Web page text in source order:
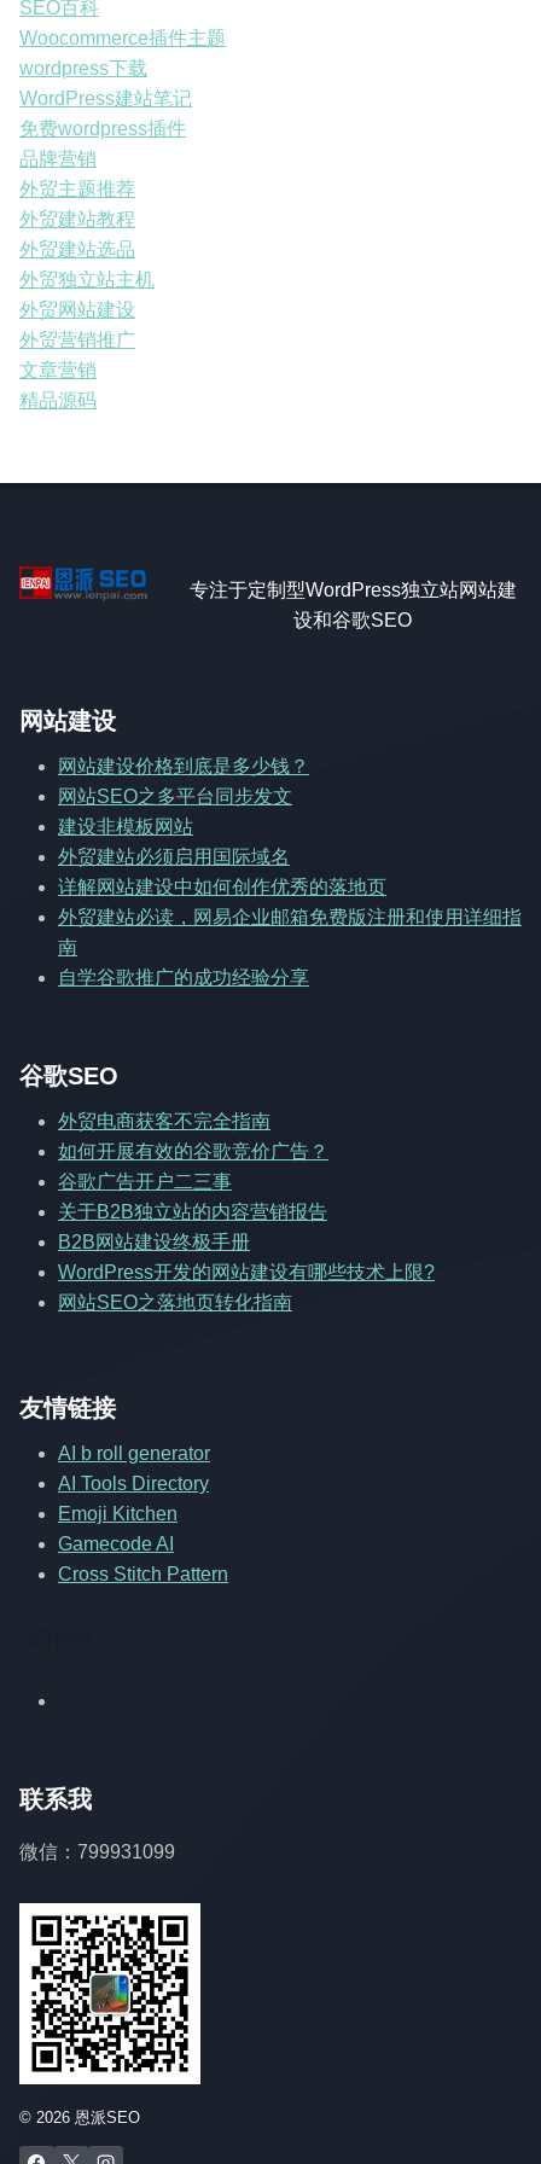
SEO百科
Woocommerce插件主题
wordpress下载
WordPress建站笔记
免费wordpress插件
品牌营销
外贸主题推荐
外贸建站教程
外贸建站选品
外贸独立站主机
外贸网站建设
外贸营销推广
文章营销
精品源码
专注于定制型WordPress独立站网站建
设和谷歌SEO
网站建设
网站建设价格到底是多少钱？
网站SEO之多平台同步发文
建设非模板网站
外贸建站必须启用国际域名
详解网站建设中如何创作优秀的落地页
外贸建站必读，网易企业邮箱免费版注册和使用详细指
南
自学谷歌推广的成功经验分享
谷歌SEO
外贸电商获客不完全指南
如何开展有效的谷歌竞价广告？
谷歌广告开户二三事
关于B2B独立站的内容营销报告
B2B网站建设终极手册
WordPress开发的网站建设有哪些技术上限?
网站SEO之落地页转化指南
友情链接
AI b roll generator
AI Tools Directory
Emoji Kitchen
Gamecode AI
Cross Stitch Pattern
联系我
微信：799931099
© 2026 恩派SEO